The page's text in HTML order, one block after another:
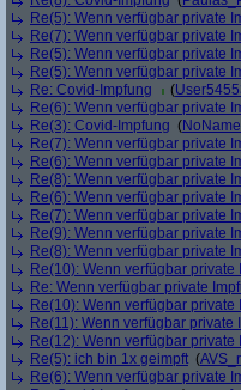
Re(5): Wenn verfügbar private
Re(7): Wenn verfügbar private
Re(5): Wenn verfügbar private
Re(5): Wenn verfügbar private
Re: Covid-Impfung
(
Re(6): Wenn verfügbar private
Re(3): Covid-Impfung (
Re(7): Wenn verfügbar private
Re(6): Wenn verfügbar private
Re(8): Wenn verfügbar private
Re(6): Wenn verfügbar private
Re(7): Wenn verfügbar private
Re(9): Wenn verfügbar private
Re(8): Wenn verfügbar private
Re(10): Wenn verfügbar
Re: Wenn verfügbar private
Re(10): Wenn verfügbar
Re(11): Wenn verfügbar private
Re(12): Wenn verfügbar
Re(5): ich bin 1x geimpft (
Re(6): Wenn verfügbar private